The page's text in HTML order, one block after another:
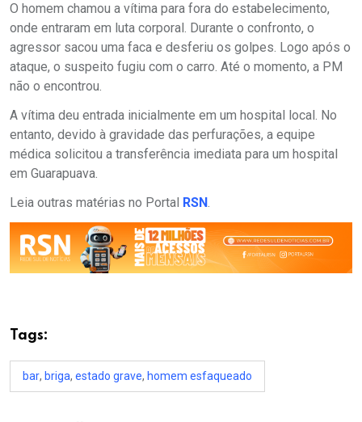
O homem chamou a vítima para fora do estabelecimento,
onde entraram em luta corporal. Durante o confronto, o
agressor sacou uma faca e desferiu os golpes. Logo após o
ataque, o suspeito fugiu com o carro. Até o momento, a PM
não o encontrou.
A vítima deu entrada inicialmente em um hospital local. No
entanto, devido à gravidade das perfurações, a equipe
médica solicitou a transferência imediata para um hospital
em Guarapuava.
Leia outras matérias no Portal RSN.
Tags:
bar, briga, estado grave, homem esfaqueado